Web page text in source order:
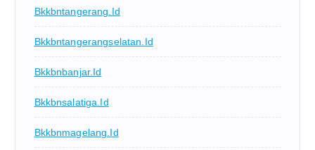
Bkkbntangerang.id
Bkkbntangerangselatan.id
Bkkbnbanjar.id
Bkkbnsalatiga.id
Bkkbnmagelang.id